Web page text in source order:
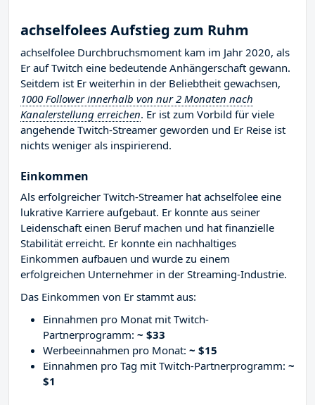
achselfolees Aufstieg zum Ruhm
achselfolee Durchbruchsmoment kam im Jahr 2020, als
Er auf Twitch eine bedeutende Anhängerschaft gewann.
Seitdem ist Er weiterhin in der Beliebtheit gewachsen,
1000 Follower innerhalb von nur 2 Monaten nach
Kanalerstellung erreichen. Er ist zum Vorbild für viele
angehende Twitch-Streamer geworden und Er Reise ist
nichts weniger als inspirierend.
Einkommen
Als erfolgreicher Twitch-Streamer hat achselfolee eine
lukrative Karriere aufgebaut. Er konnte aus seiner
Leidenschaft einen Beruf machen und hat finanzielle
Stabilität erreicht. Er konnte ein nachhaltiges
Einkommen aufbauen und wurde zu einem
erfolgreichen Unternehmer in der Streaming-Industrie.
Das Einkommen von Er stammt aus:
Einnahmen pro Monat mit Twitch-
Partnerprogramm: ~ $33
Werbeeinnahmen pro Monat: ~ $15
Einnahmen pro Tag mit Twitch-Partnerprogramm: ~
$1